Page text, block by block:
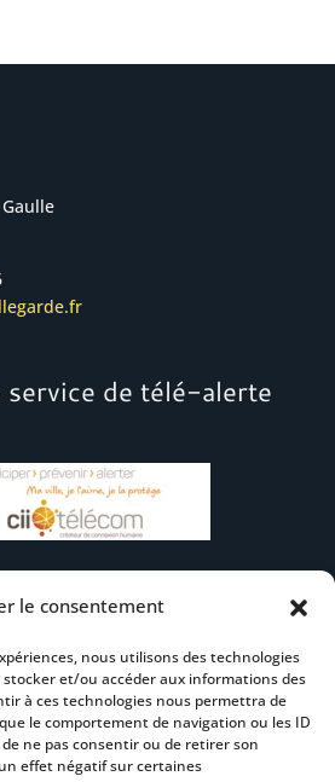
le consentement
nous utilisons des technologies
et/ou accéder aux informations des
à ces technologies nous permettra de
le comportement de navigation ou les ID
ne pas consentir ou de retirer son
effet négatif sur certaines
service de télé-alerte